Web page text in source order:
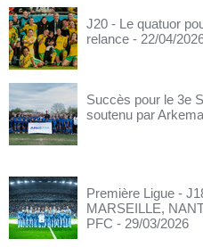
J20 - Le quatuor
relance - 22/04/
Succès pour le 3e
soutenu par Arkema
Première Ligue -
MARSEILLE,
PFC - 29/03/2026